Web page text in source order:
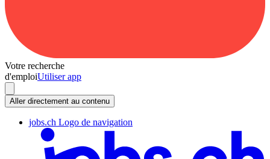
Votre recherche
d'emploiUtiliser app
Aller directement au contenu
jobs.ch Logo de navigation